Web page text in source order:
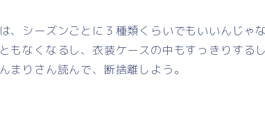
は、シーズンごとに３種類くらいでもいいんじゃ
もなくなるし、衣装ケースの中もすっきりする
まりさん読んで、断捨離しよう。